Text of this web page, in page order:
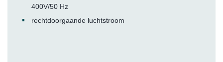
400V/50 Hz
rechtdoorgaande luchtstroom